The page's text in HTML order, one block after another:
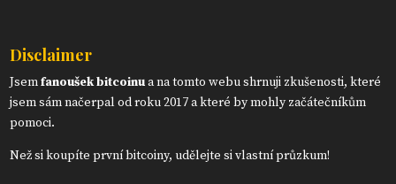
Disclaimer
Jsemfanoušek bitcoinua na tomto webu shrnuji zkušenosti, které
jsem sám načerpal od roku 2017 a které by mohly začátečníkům
pomoci.
Než si koupíte první bitcoiny, udělejte si vlastní průzkum!